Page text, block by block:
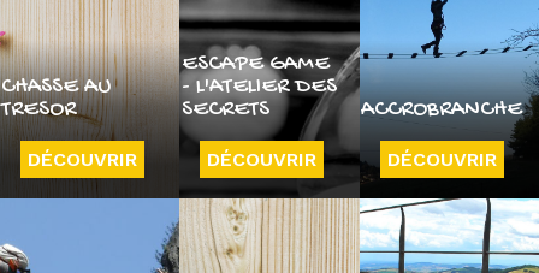
CHASSE AU
TRESOR
DÉCOUVRIR
ESCAPE GAME
- L'ATELIER DES
SECRETS
DÉCOUVRIR
ACCROBRANCHE
DÉCOUVRIR